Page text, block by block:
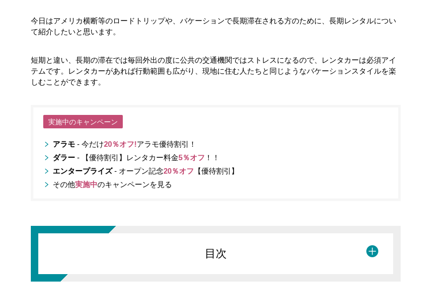
今日はアメリカ横断等のロードトリップや、バケーションで長期滞在される方のために、長期レンタルについ
て紹介したいと思います。
短期と違い、長期の滞在では毎回外出の度に公共の交通機関ではストレスになるので、レンタカーは必須アイ
テムです。レンタカーがあれば行動範囲も広がり、現地に住む人たちと同じようなバケーションスタイルを楽
しむことができます。
実施中のキャンペーン
アラモ - 今だけ20％オフ!アラモ優待割引！
ダラー - 【優待割引】レンタカー料金5％オフ ！！
エンタープライズ- オープン記念20％オフ 【優待割引】
その他実施中のキャンペーンを見る
目次